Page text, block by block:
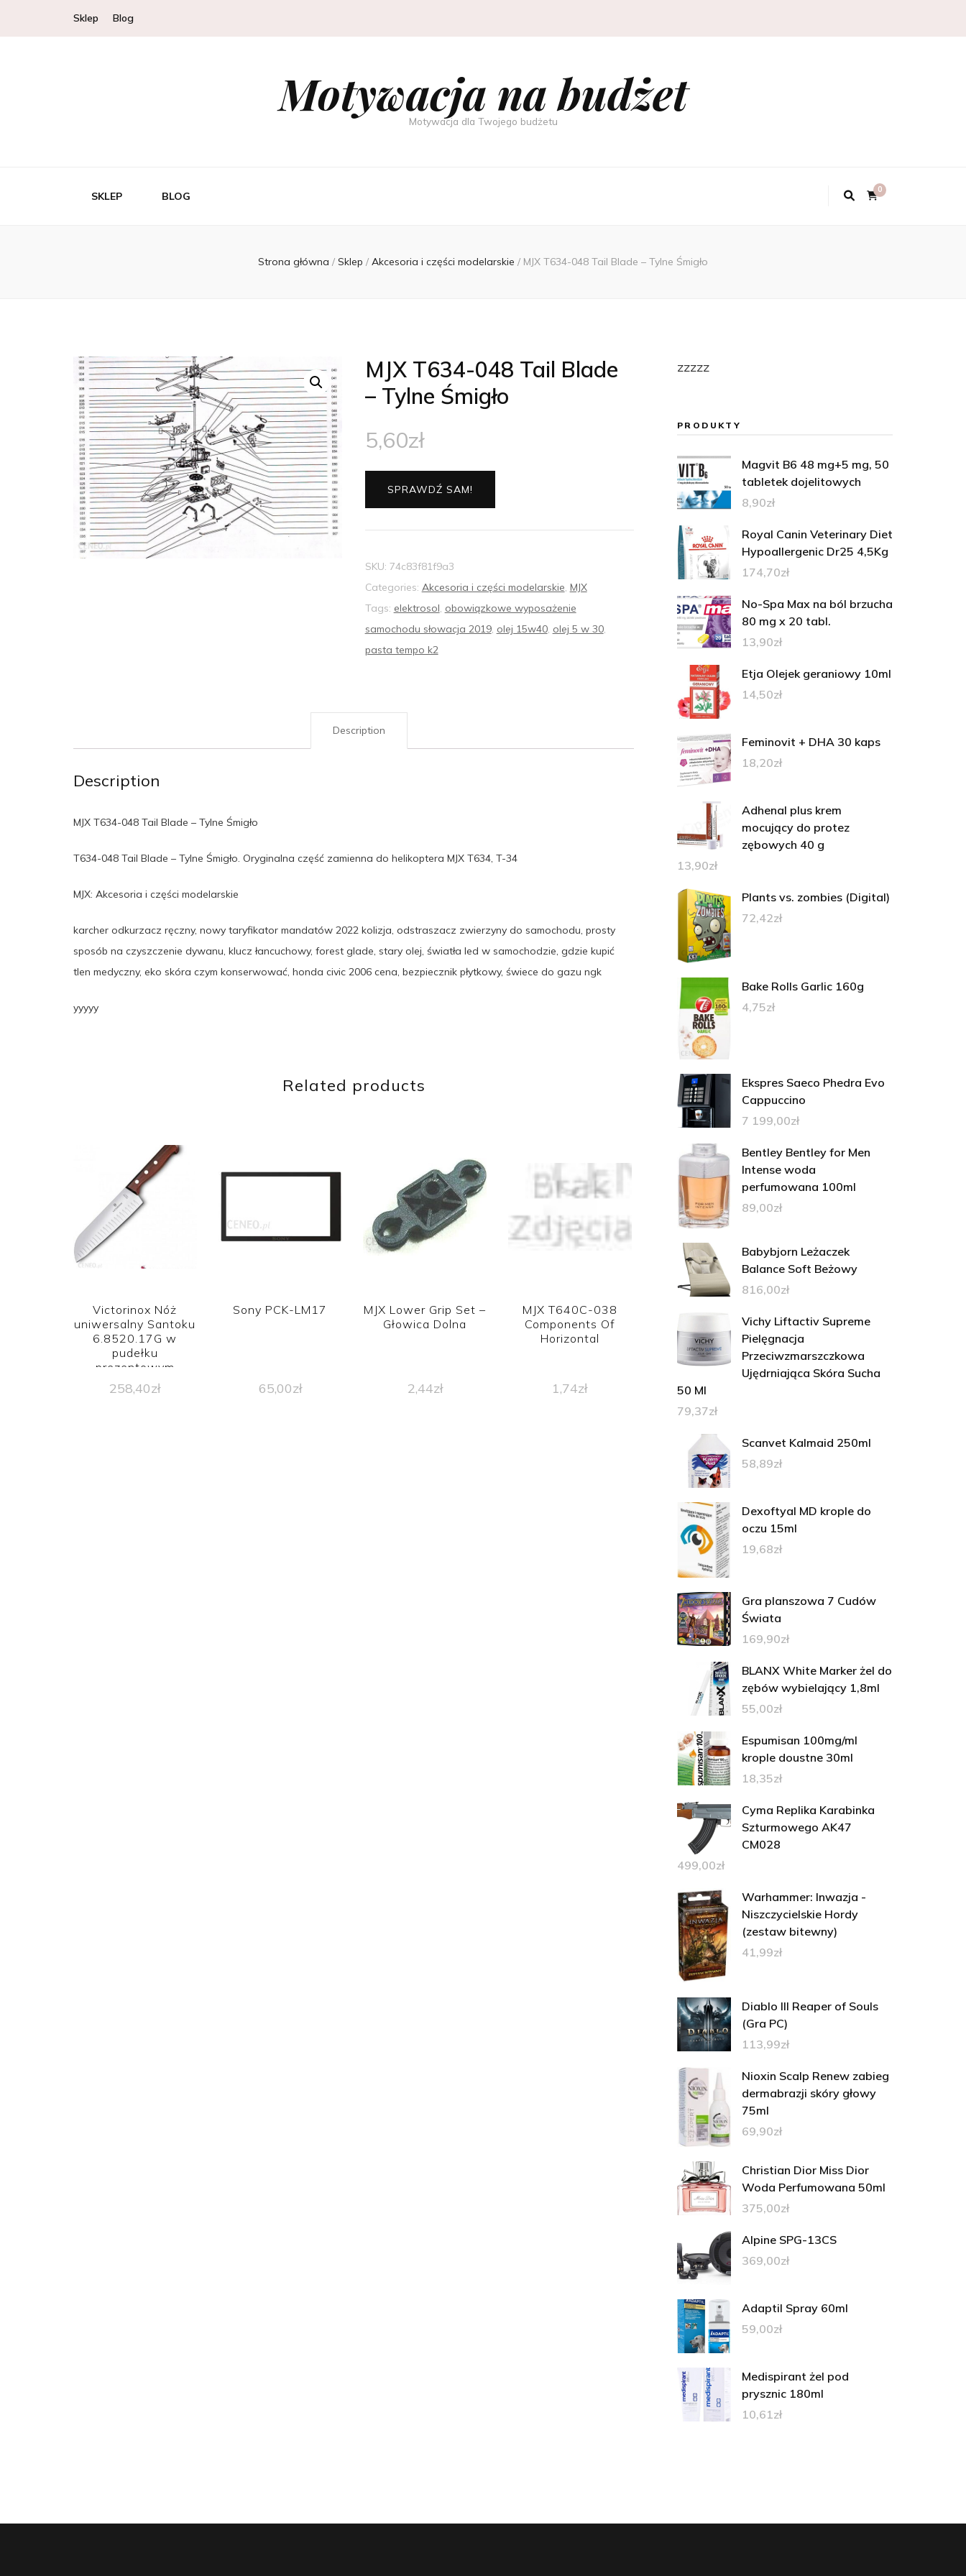
Sklep Blog
Motywacja na budżet
Motywacja dla Twojego budżetu
SKLEP BLOG
0
Strona główna / Sklep / Akcesoria i części modelarskie / MJX T634-048 Tail Blade – Tylne Śmigło
MJX T634-048 Tail Blade
– Tylne Śmigło
5,60zł
SPRAWDŹ SAM!
SKU: 74c83f81f9a3
Categories: Akcesoria i części modelarskie, MJX
Tags: elektrosol, obowiązkowe wyposażenie
samochodu słowacja 2019, olej 15w40, olej 5 w 30,
pasta tempo k2
Description
Description
MJX T634-048 Tail Blade – Tylne Śmigło
T634-048 Tail Blade – Tylne Śmigło. Oryginalna część zamienna do helikoptera MJX T634, T-34
MJX: Akcesoria i części modelarskie
karcher odkurzacz ręczny, nowy taryfikator mandatów 2022 kolizja, odstraszacz zwierzyny do samochodu, prosty
sposób na czyszczenie dywanu, klucz łancuchowy, forest glade, stary olej, światła led w samochodzie, gdzie kupić
tlen medyczny, eko skóra czym konserwować, honda civic 2006 cena, bezpiecznik płytkowy, świece do gazu ngk
yyyyy
Related products
Victorinox Nóż
uniwersalny Santoku
6.8520.17G w
pudełku
prezentowym
258,40zł
Sony PCK-LM17
65,00zł
MJX Lower Grip Set –
Głowica Dolna
2,44zł
MJX T640C-038
Components Of
Horizontal
1,74zł
zzzzz
PRODUKTY
Magvit B6 48 mg+5 mg, 50
tabletek dojelitowych
8,90zł
Royal Canin Veterinary Diet
Hypoallergenic Dr25 4,5Kg
174,70zł
No-Spa Max na ból brzucha
80 mg x 20 tabl.
13,90zł
Etja Olejek geraniowy 10ml
14,50zł
Feminovit + DHA 30 kaps
18,20zł
Adhenal plus krem
mocujący do protez
zębowych 40 g
13,90zł
Plants vs. zombies (Digital)
72,42zł
Bake Rolls Garlic 160g
4,75zł
Ekspres Saeco Phedra Evo
Cappuccino
7 199,00zł
Bentley Bentley for Men
Intense woda
perfumowana 100ml
89,00zł
Babybjorn Leżaczek
Balance Soft Beżowy
816,00zł
Vichy Liftactiv Supreme
Pielęgnacja
Przeciwzmarszczkowa
Ujędrniająca Skóra Sucha
50 Ml
79,37zł
Scanvet Kalmaid 250ml
58,89zł
Dexoftyal MD krople do
oczu 15ml
19,68zł
Gra planszowa 7 Cudów
Świata
169,90zł
BLANX White Marker żel do
zębów wybielający 1,8ml
55,00zł
Espumisan 100mg/ml
krople doustne 30ml
18,35zł
Cyma Replika Karabinka
Szturmowego AK47
CM028
499,00zł
Warhammer: Inwazja -
Niszczycielskie Hordy
(zestaw bitewny)
41,99zł
Diablo III Reaper of Souls
(Gra PC)
113,99zł
Nioxin Scalp Renew zabieg
dermabrazji skóry głowy
75ml
69,90zł
Christian Dior Miss Dior
Woda Perfumowana 50ml
375,00zł
Alpine SPG-13CS
369,00zł
Adaptil Spray 60ml
59,00zł
Medispirant żel pod
prysznic 180ml
10,61zł